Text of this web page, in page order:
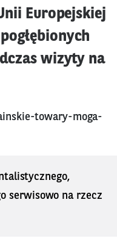
Europejskiej
wizyty na
towary-moga-
serwisowo na rzecz